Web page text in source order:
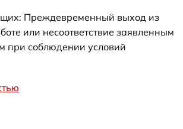
Преждевременный выход из
или несоответствие заявленным
при соблюдении условий